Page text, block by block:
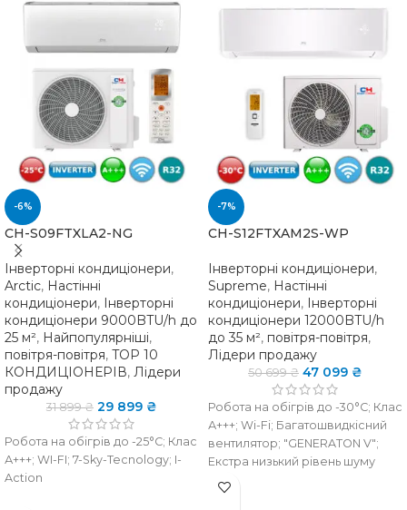
-6%
CH-S09FTXLA2-NG
Інверторні кондиціонери,
Arctic, Настінні
кондиціонери, Інверторні
кондиціонери 9000BTU/h до
25 м², Найпопулярніші,
повітря-повітря, TOP 10
КОНДИЦІОНЕРІВ, Лідери
продажу
31 899₴ 29 899 ₴
Робота на обігрів до -25°C; Клас
А+++; WI-FI; 7-Sky-Tecnology; I-
Action
-7%
CH-S12FTXAM2S-WP
Інверторні кондиціонери,
Supreme, Настінні
кондиціонери, Інверторні
кондиціонери 12000BTU/h
до 35 м², повітря-повітря,
Лідери продажу
50 699₴ 47 099 ₴
Робота на обігрів до -30°C; Клас
А+++; Wi-Fi; Багатошвидкісний
вентилятор; "GENERATON V";
Екстра низький рівень шуму